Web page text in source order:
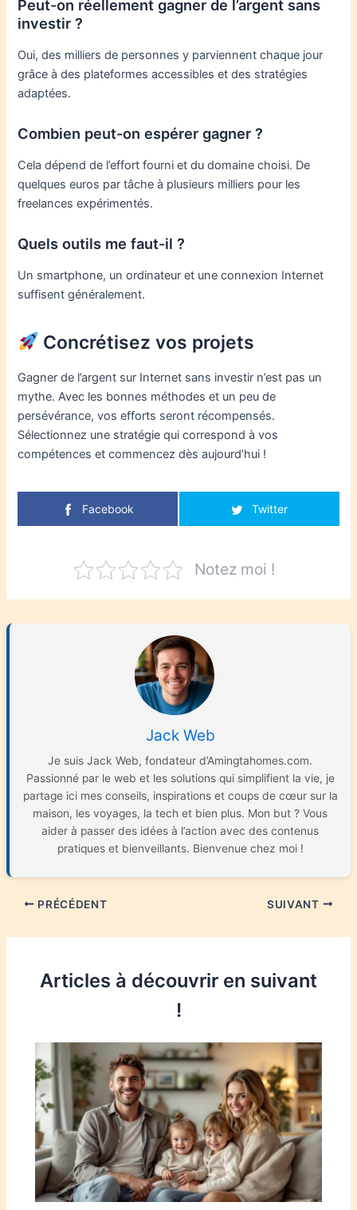
Peut-on réellement gagner de l’argent sans
investir ?
Oui, des milliers de personnes y parviennent chaque jour
grâce à des plateformes accessibles et des stratégies
adaptées.
Combien peut-on espérer gagner ?
Cela dépend de l’effort fourni et du domaine choisi. De
quelques euros par tâche à plusieurs milliers pour les
freelances expérimentés.
Quels outils me faut-il ?
Un smartphone, un ordinateur et une connexion Internet
suffisent généralement.
Concrétisez vos projets
Gagner de l’argent sur Internet sans investir n’est pas un
mythe. Avec les bonnes méthodes et un peu de
persévérance, vos efforts seront récompensés.
Sélectionnez une stratégie qui correspond à vos
compétences et commencez dès aujourd’hui !
Facebook Twitter
Notez moi !
Jack Web
Je suis Jack Web, fondateur d’Amingtahomes.com.
Passionné par le web et les solutions qui simplifient la vie, je
partage ici mes conseils, inspirations et coups de cœur sur la
maison, les voyages, la tech et bien plus. Mon but ? Vous
aider à passer des idées à l’action avec des contenus
pratiques et bienveillants. Bienvenue chez moi !
PRÉCÉDENT SUIVANT
Articles à découvrir en suivant
!